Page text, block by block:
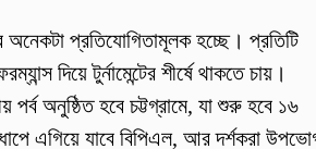
প্রতিযোগিতামূলক হচ্ছে। প্রতিটি
দিয়ে টুর্নামেন্টের শীর্ষে থাকতে চায়।
পর্ব অনুষ্ঠিত হবে চট্টগ্রামে, যা শুরু হবে ১৬
এগিয়ে যাবে বিপিএল, আর দর্শকরা